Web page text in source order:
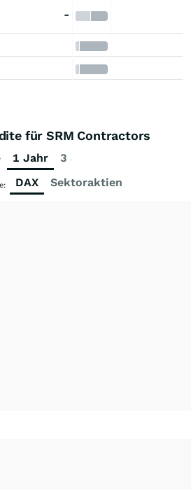
-
für SRM Contractors
1 Jahr 3 Jahre
DAX Sektoraktien